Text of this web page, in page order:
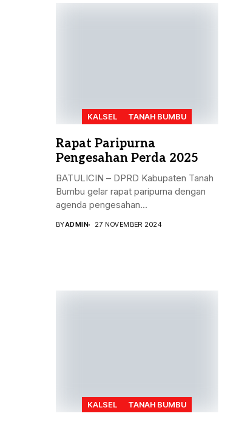
KALSEL TANAH BUMBU
Rapat Paripurna
Pengesahan Perda 2025
BATULICIN – DPRD Kabupaten Tanah
Bumbu gelar rapat paripurna dengan
agenda pengesahan...
BYADMIN 27 NOVEMBER 2024
KALSEL TANAH BUMBU